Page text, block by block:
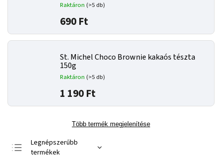
Raktáron (>5 db)
690 Ft
St. Michel Choco Brownie kakaós tészta
150g
Raktáron (>5 db)
1 190 Ft
Több termék megjelenítése
Legnépszerűbb
termékek